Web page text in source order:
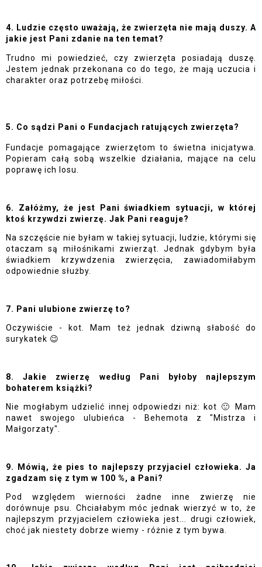
4. Ludzie często uważają, że zwierzęta nie mają duszy. A
jakie jest Pani zdanie na ten temat?
Trudno mi powiedzieć, czy zwierzęta posiadają duszę.
Jestem jednak przekonana co do tego, że mają uczucia i
charakter oraz potrzebę miłości.
5. Co sądzi Pani o Fundacjach ratujących zwierzęta?
Fundacje pomagające zwierzętom to świetna inicjatywa.
Popieram całą sobą wszelkie działania, mające na celu
poprawę ich losu.
6. Załóżmy, że jest Pani świadkiem sytuacji, w której
ktoś krzywdzi zwierzę. Jak Pani reaguje?
Na szczęście nie byłam w takiej sytuacji, ludzie, którymi się
otaczam są miłośnikami zwierząt. Jednak gdybym była
świadkiem krzywdzenia zwierzęcia, zawiadomiłabym
odpowiednie służby.
7. Pani ulubione zwierzę to?
Oczywiście - kot. Mam też jednak dziwną słabość do
surykatek 😉
8. Jakie zwierzę według Pani byłoby najlepszym
bohaterem książki?
Nie mogłabym udzielić innej odpowiedzi niż: kot 🙂 Mam
nawet swojego ulubieńca - Behemota z "Mistrza i
Małgorzaty".
9. Mówią, że pies to najlepszy przyjaciel człowieka. Ja
zgadzam się z tym w 100 %, a Pani?
Pod względem wierności żadne inne zwierzę nie
dorównuje psu. Chciałabym móc jednak wierzyć w to, że
najlepszym przyjacielem człowieka jest... drugi człowiek,
choć jak niestety dobrze wiemy - różnie z tym bywa.